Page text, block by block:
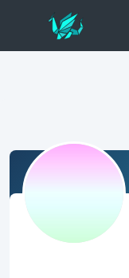
Михаил
Петрович
Погодин